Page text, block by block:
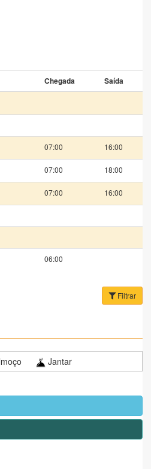
Chegada Saída
07:00 16:00
07:00 18:00
07:00 16:00
06:00
Filtrar
Jantar